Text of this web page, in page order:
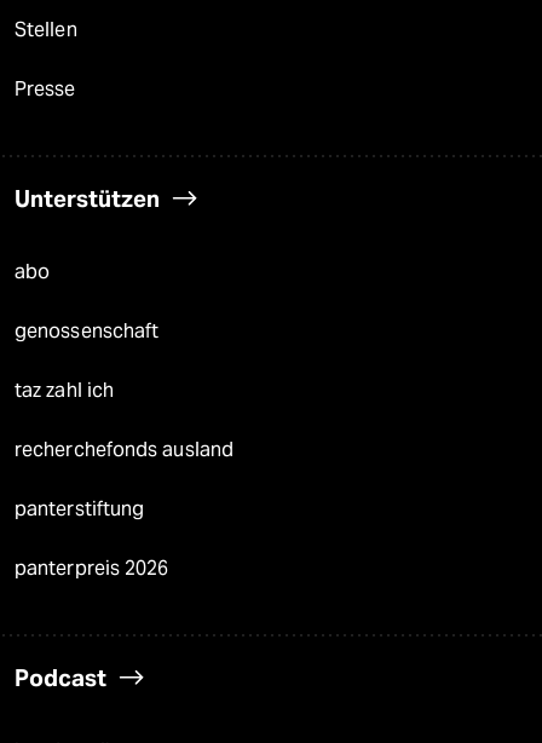
Stellen
Presse
Unterstützen
abo
genossenschaft
taz zahl ich
recherchefonds ausland
panterstiftung
panterpreis 2026
Podcast